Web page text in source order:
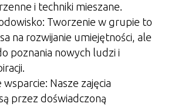
i techniki mieszane.
Tworzenie w grupie to
na rozwijanie umiejętności, ale
poznania nowych ludzi i
wsparcie: Nasze zajęcia
przez doświadczoną